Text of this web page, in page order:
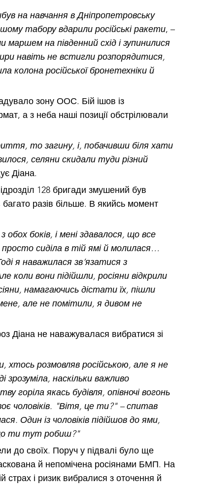
на навчання в Дніпропетровську
табору вдарили російські ракети, –
на південний схід і зупинилися
навіть не встигли розпорядитися,
колона російської бронетехніки й
зону ООС. Бій ішов із
а з неба наші позиції обстрілювали
то загину, і, побачивши біля хати
селяни скидали туди різний
Діана.
128 бригади змушений був
багато разів більше. В якийсь момент
обох боків, і мені здавалося, що все
сиділа в тій ямі й молилася…
я наважилася зв’язатися з
коли вони підійшли, росіяни відкрили
намагаючись дістати їх, пішли
але не помітили, я дивом не
Діана не наважувалася вибратися зі
хтось розмовляв російською, але я не
зрозуміла, наскільки важливо
горіла якась будівля, опівночі вогонь
чоловіків. "Вітя, це ти?" – спитав
Один із чоловіків підійшов до ями,
ти тут робиш?"
до своїх. Поруч у підвалі було ще
й непомічена росіянами БМП. На
страх і ризик вибралися з оточення й